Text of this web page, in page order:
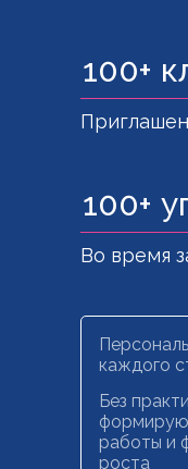
100+
Во время
100+
каждого
Без
работы и
роста